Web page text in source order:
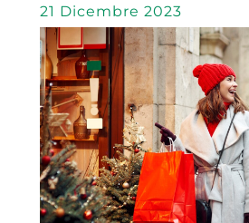
21 Dicembre 2023